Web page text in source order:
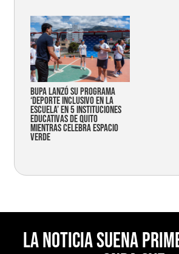
Bupa lanzó su programa
‘Deporte Inclusivo en la
Escuela’ en 5 instituciones
educativas de Quito
mientras celebra espacio
verde
La noticia suena